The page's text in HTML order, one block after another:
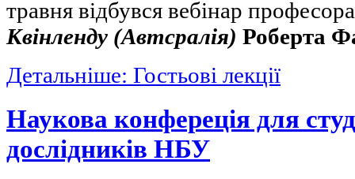
травня відбувся вебінар
Квінленду (Автсралія) Роберта
Детальніше: Гостьові лекції
Наукова конфереція для
дослідників НБУ